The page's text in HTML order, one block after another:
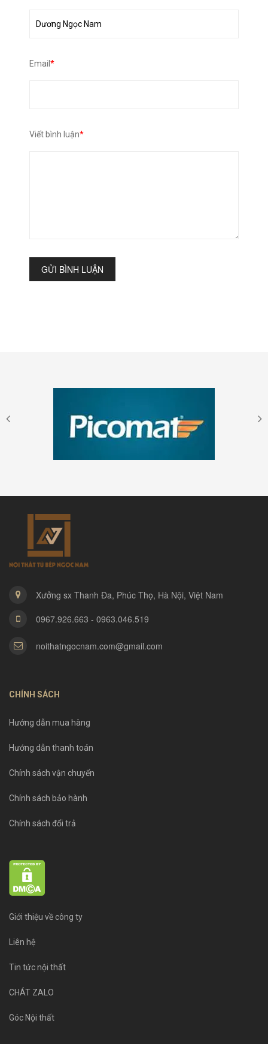
Email*
Viết bình luận*
GỬI BÌNH LUẬN
Xưởng sx Thanh Đa, Phúc Thọ, Hà Nội, Việt Nam
0967.926.663 - 0963.046.519
noithatngocnam.com@gmail.com
CHÍNH SÁCH
Hướng dẫn mua hàng
Hướng dẫn thanh toán
Chính sách vận chuyển
Chính sách bảo hành
Chính sách đổi trả
Giới thiệu về công ty
Liên hệ
Tin tức nội thất
CHÁT ZALO
Góc Nội thất